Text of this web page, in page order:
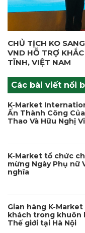
CHỦ TỊCH KO
VND HỖ TRỢ
TĨNH, VIỆT NAM
Các bài viết nổi
K-Market
Ấn Thành Công
Thao Và Hữu Nghị
K-Market tổ chức
mừng Ngày Phụ nữ
nghĩa
Gian hàng K-
khách trong khuôn
Thế giới tại Hà Nội